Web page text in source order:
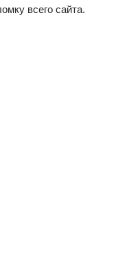
всего сайта.